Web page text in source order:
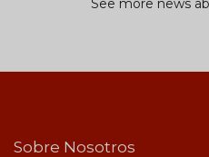
Sobre Nosotros